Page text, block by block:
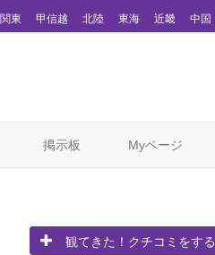
関東 甲信越 北陸 東海 近畿 中国
掲示板 Myページ
観てきた！クチコミをする